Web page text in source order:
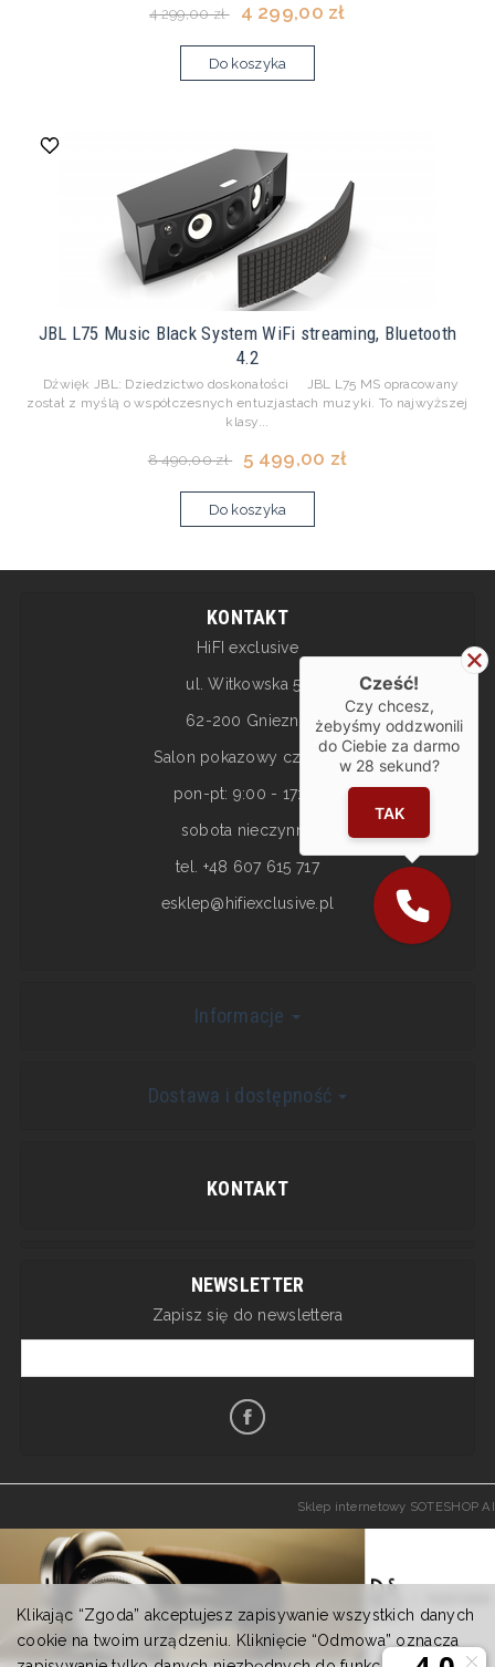
4 299,00 zł 4 299,00 zł
Do koszyka
JBL L75 Music Black System WiFi streaming, Bluetooth
4.2
Dźwięk JBL: Dziedzictwo doskonałości JBL L75 MS opracowany
został z myślą o współczesnych entuzjastach muzyki. To najwyższej
klasy...
8 490,00 zł 5 499,00 zł
Do koszyka
KONTAKT
HiFI exclusive
ul. Witkowska 5a
62-200 Gniezno
Salon pokazowy czynny:
pon-pt: 9:00 - 17:00
sobota nieczynne
tel. +48 607 615 717
esklep@hifiexclusive.pl
Informacje
Dostawa i dostępność
KONTAKT
NEWSLETTER
Zapisz się do newslettera
Sklep internetowy SOTESHOP AI
Klikając “Zgoda” akceptujesz zapisywanie wszystkich danych
cookie na twoim urządzeniu. Kliknięcie “Odmowa” oznacza
Cześć!
Czy chcesz,
żebyśmy oddzwonili
do Ciebie za darmo
w 28 sekund?
TAK